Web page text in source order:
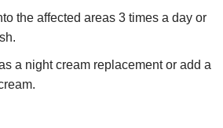
the affected areas 3 times a day or
a night cream replacement or add a